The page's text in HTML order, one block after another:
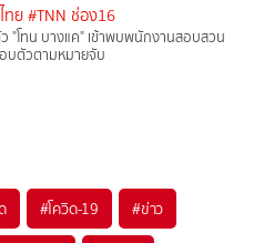
ทย #TNN ช่อง16
"โทน บางแค" เข้าพบพนักงานสอบสวน
บตัวตามหมายจับ
#โควิด-19 #ข่าว